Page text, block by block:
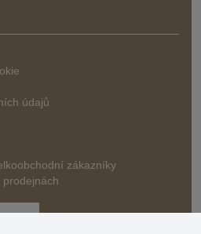
údajů
zákazníky